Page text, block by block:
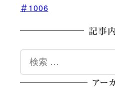
＃1006
記事
索
アー